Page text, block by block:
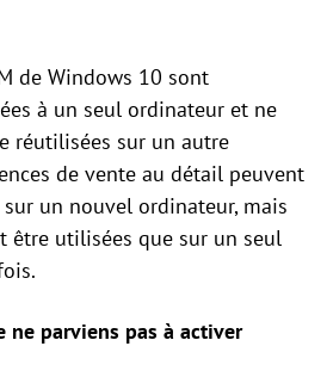
de Windows 10 sont
à un seul ordinateur et ne
réutilisées sur un autre
de vente au détail peuvent
un nouvel ordinateur, mais
être utilisées que sur un seul
ne parviens pas à activer